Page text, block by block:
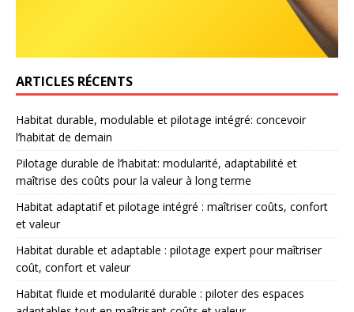
ARTICLES RÉCENTS
Habitat durable, modulable et pilotage intégré: concevoir
l’habitat de demain
Pilotage durable de l’habitat: modularité, adaptabilité et
maîtrise des coûts pour la valeur à long terme
Habitat adaptatif et pilotage intégré : maîtriser coûts, confort
et valeur
Habitat durable et adaptable : pilotage expert pour maîtriser
coût, confort et valeur
Habitat fluide et modularité durable : piloter des espaces